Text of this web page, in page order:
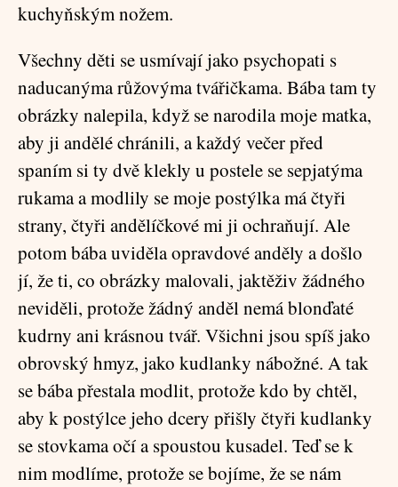
kuchyňským nožem.
Všechny děti se usmívají jako psychopati s
naducanýma růžovýma tvářičkama. Bába tam ty
obrázky nalepila, když se narodila moje matka,
aby ji andělé chránili, a každý večer před
spaním si ty dvě klekly u postele se sepjatýma
rukama a modlily se moje postýlka má čtyři
strany, čtyři andělíčkové mi ji ochraňují. Ale
potom bába uviděla opravdové anděly a došlo
jí, že ti, co obrázky malovali, jaktěživ žádného
neviděli, protože žádný anděl nemá blonďaté
kudrny ani krásnou tvář. Všichni jsou spíš jako
obrovský hmyz, jako kudlanky nábožné. A tak
se bába přestala modlit, protože kdo by chtěl,
aby k postýlce jeho dcery přišly čtyři kudlanky
se stovkama očí a spoustou kusadel. Teď se k
nim modlíme, protože se bojíme, že se nám